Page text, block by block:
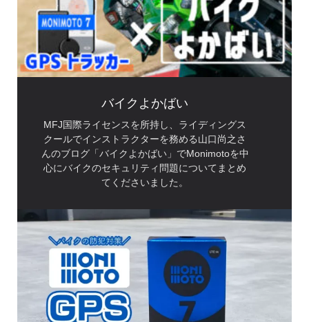
バイクよかばい
MFJ国際ライセンスを所持し、ライディングス
クールでインストラクターを務める山口尚之さ
んのブログ「バイクよかばい」でMonimotoを中
心にバイクのセキュリティ問題についてまとめ
てくださいました。